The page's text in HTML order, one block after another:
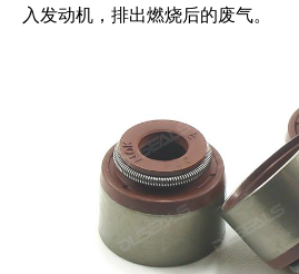
入发动机，排出燃烧后的废气。